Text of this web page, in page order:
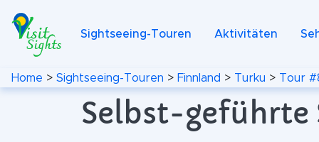
Sightseeing-Touren Aktivitäten
Home > Sightseeing-Touren > Finnland > Turku > Tour
Selbst-geführte